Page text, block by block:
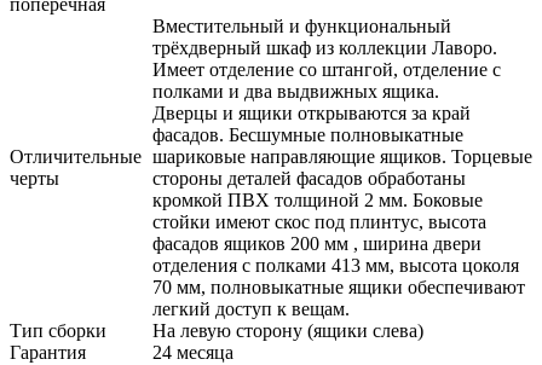
поперечная
Отличительные
черты
Вместительный и функциональный
трёхдверный шкаф из коллекции Лаворо.
Имеет отделение со штангой, отделение с
полками и два выдвижных ящика.
Дверцы и ящики открываются за край
фасадов. Бесшумные полновыкатные
шариковые направляющие ящиков. Торцевые
стороны деталей фасадов обработаны
кромкой ПВХ толщиной 2 мм. Боковые
стойки имеют скос под плинтус, высота
фасадов ящиков 200 мм , ширина двери
отделения с полками 413 мм, высота цоколя
70 мм, полновыкатные ящики обеспечивают
легкий доступ к вещам.
Тип сборки
На левую сторону (ящики слева)
Гарантия
24 месяца